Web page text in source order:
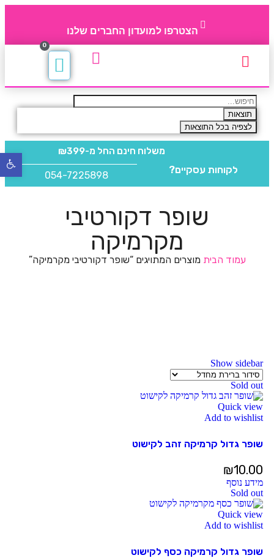
הצטרפו למועדון החברים שלנו
0
תוצאות
לצפיה בכל התוצאות
משלוח חינם החל מ-₪399
לקוחות עסקיים? 054-7225898
שופר דקורטיבי
מקרמיקה
עמוד הביתמוצרים המתויגים “שופר דקורטיבי מקרמיקה”
Show sidebar
Sold out
Quick view
Add to wishlist
שופר גדול קרמיקה זהב לקישוט
₪10.00
מידע נוסף
Sold out
Quick view
Add to wishlist
שופר גדול קרמיקה כסף לקישוט
פתח